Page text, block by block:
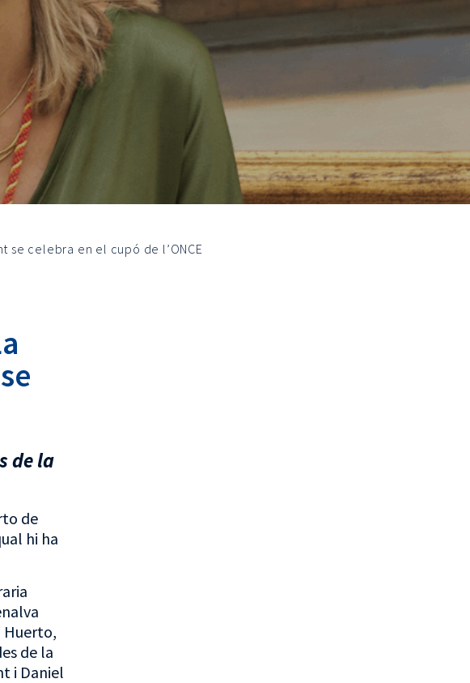
se celebra en el cupó de l’ONCE
de la
de
hi ha
Huerto,
de la
i Daniel